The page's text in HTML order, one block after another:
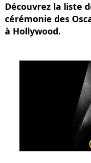
Découvrez la liste
cérémonie des
à Hollywood.